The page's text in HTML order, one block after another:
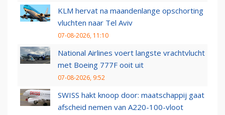
KLM hervat na maandenlange opschorting
vluchten naar Tel Aviv
07-08-2026, 11:10
National Airlines voert langste vrachtvlucht
met Boeing 777F ooit uit
07-08-2026, 9:52
SWISS hakt knoop door: maatschappij gaat
afscheid nemen van A220-100-vloot